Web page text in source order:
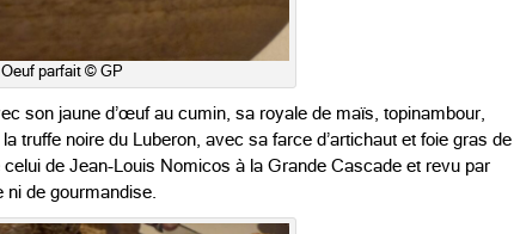
Oeuf parfait © GP
son jaune d’œuf au cumin, sa royale de maïs, topinambour,
truffe noire du Luberon, avec sa farce d’artichaut et foie gras de
de Jean-Louis Nomicos à la Grande Cascade et revu par
ni de gourmandise.